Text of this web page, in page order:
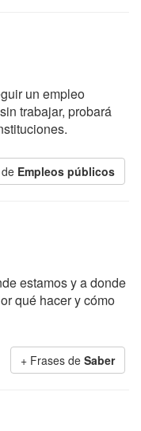
un empleo
trabajar, probará
Empleos públicos
estamos y a donde
qué hacer y cómo
+ Frases de Saber